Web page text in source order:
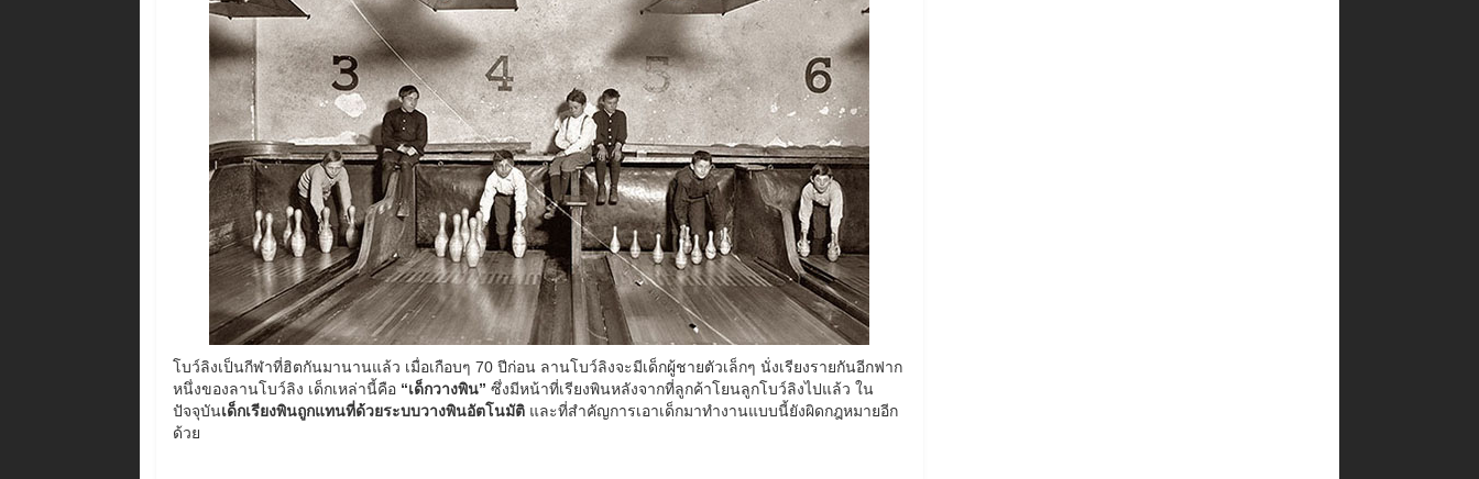
โบว์ลิงเป็นกีฬาที่ฮิตกันมานานแล้ว เมื่อเกือบๆ 70 ปีก่อน ลานโบว์ลิงจะมีเด็กผู้ชายตัวเล็กๆ นั่งเรียงรายกันอีกฟาก
หนึ่งของลานโบว์ลิง เด็กเหล่านี้คือ “เด็กวางพิน” ซึ่งมีหน้าที่เรียงพินหลังจากที่ลูกค้าโยนลูกโบว์ลิงไปแล้ว ใน
ปัจจุบันเด็กเรียงพินถูกแทนที่ด้วยระบบวางพินอัตโนมัติ และที่สำคัญการเอาเด็กมาทำงานแบบนี้ยังผิดกฎหมายอีก
ด้วย